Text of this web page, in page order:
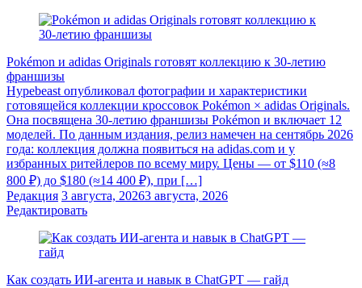
Pokémon и adidas Originals готовят коллекцию к 30-летию
франшизы
Hypebeast опубликовал фотографии и характеристики
готовящейся коллекции кроссовок Pokémon × adidas Originals.
Она посвящена 30-летию франшизы Pokémon и включает 12
моделей. По данным издания, релиз намечен на сентябрь 2026
года: коллекция должна появиться на adidas.com и у
избранных ритейлеров по всему миру. Цены — от $110 (≈8
800 ₽) до $180 (≈14 400 ₽), при […]
Редакция 3 августа, 20263 августа, 2026
Редактировать
Как создать ИИ-агента и навык в ChatGPT — гайд